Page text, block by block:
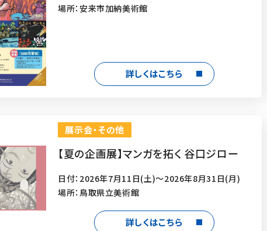
場所：安来市加納美術館
詳しくはこちら
展示会・その他
【夏の企画展】マンガを拓く 谷口ジロー
日付：2026年7月11日(土)～2026年8月31日(月)
場所：鳥取県立美術館
詳しくはこちら